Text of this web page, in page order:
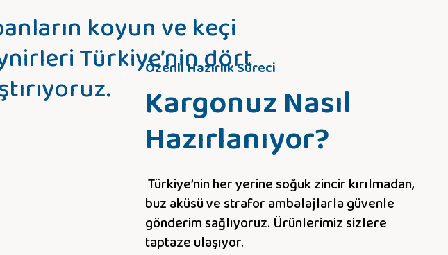
koyun ve keçi
Türkiye’nin dört
Özenli Hazırlık Süreci
Kargonuz Nasıl
Hazırlanıyor?
Türkiye’nin her yerine soğuk zincir kırılmadan,
buz aküsü ve strafor ambalajlarla güvenle
gönderim sağlıyoruz. Ürünlerimiz sizlere
taptaze ulaşıyor.